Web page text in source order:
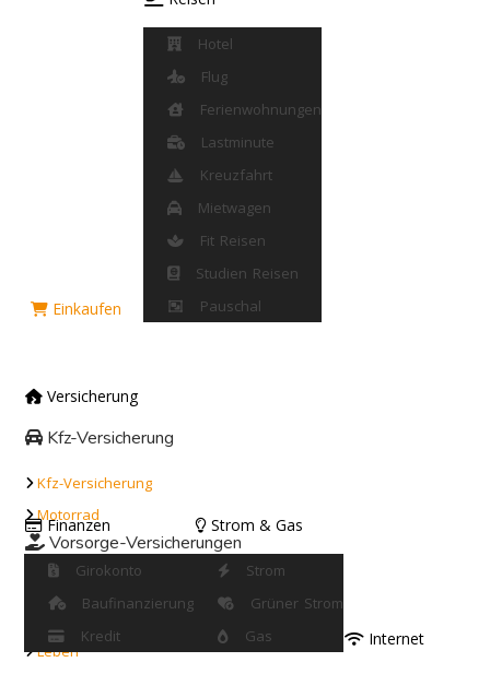
Einkaufen
Hotel
Flug
Ferienwohnungen
Lastminute
Kreuzfahrt
Mietwagen
Fit Reisen
Studien Reisen
Pauschal
Versicherung
Kfz-Versicherung
Kfz-Versicherung
Motorrad
Vorsorge-Versicherungen
Leben
Finanzen
Girokonto
Baufinanzierung
Kredit
Strom & Gas
Strom
Grüner Strom
Gas
Internet